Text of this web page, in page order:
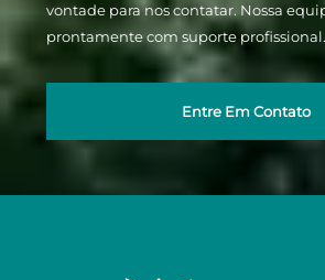
vontade para nos contatar. Nossa
prontamente com suporte profissional.
Entre Em Contato